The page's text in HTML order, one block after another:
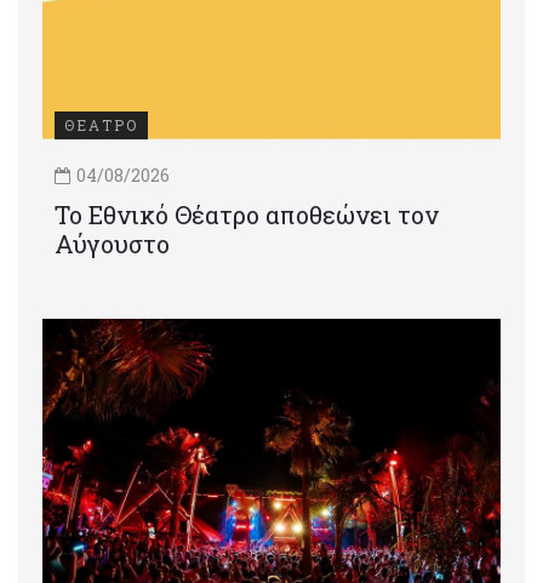
ΘΕΑΤΡΟ
04/08/2026
Το Εθνικό Θέατρο αποθεώνει τον
Αύγουστο